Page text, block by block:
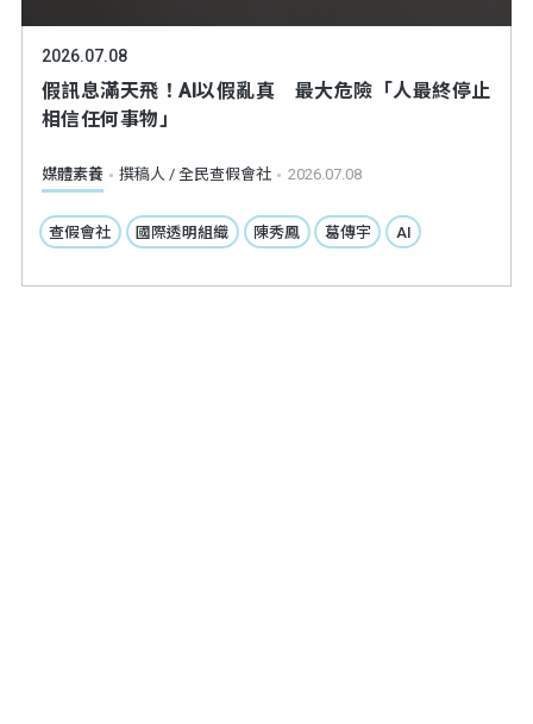
2026.07.08
假訊息滿天飛！AI以假亂真 最大危險「人最終停止
相信任何事物」
媒體素養 撰稿人 / 全民查假會社 2026.07.08
查假會社 國際透明組織 陳秀鳳 葛傳宇 AI